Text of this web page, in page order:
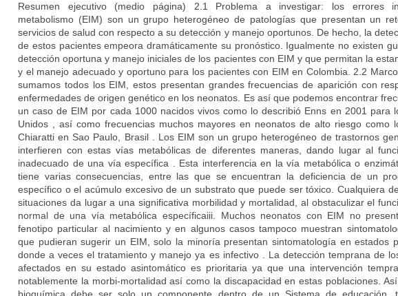
Resumen ejecutivo (medio página) 2.1 Problema a investigar: los errores
metabolismo (EIM) son un grupo heterogéneo de patologías que presentan un
servicios de salud con respecto a su detección y manejo oportunos. De hecho, la
de estos pacientes empeora dramáticamente su pronóstico. Igualmente no existen
detección oportuna y manejo iniciales de los pacientes con EIM y que permitan la
y el manejo adecuado y oportuno para los pacientes con EIM en Colombia. 2.2
sumamos todos los EIM, estos presentan grandes frecuencias de aparición con
enfermedades de origen genético en los neonatos. Es así que podemos encontrar
un caso de EIM por cada 1000 nacidos vivos como lo describió Enns en 2001 para
Unidos , así como frecuencias muchos mayores en neonatos de alto riesgo como
Chiaratti en Sao Paulo, Brasil . Los EIM son un grupo heterogéneo de trastornos
interfieren con estas vías metabólicas de diferentes maneras, dando lugar al
inadecuado de una vía específica . Esta interferencia en la vía metabólica o
tiene varias consecuencias, entre las que se encuentran la deficiencia de un
específico o el acúmulo excesivo de un substrato que puede ser tóxico. Cualquiera
situaciones da lugar a una significativa morbilidad y mortalidad, al obstaculizar el
normal de una vía metabólica específicaiii. Muchos neonatos con EIM no
fenotipo particular al nacimiento y en algunos casos tampoco muestran
que pudieran sugerir un EIM, solo la minoría presentan sintomatología en estados
donde a veces el tratamiento y manejo ya es infectivo . La detección temprana de
afectados en su estado asintomático es prioritaria ya que una intervención
notablemente la morbi-mortalidad así como la discapacidad en estas poblaciones.